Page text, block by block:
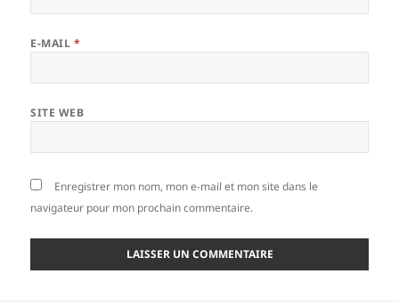
E-MAIL *
SITE WEB
Enregistrer mon nom, mon e-mail et mon site dans le
navigateur pour mon prochain commentaire.